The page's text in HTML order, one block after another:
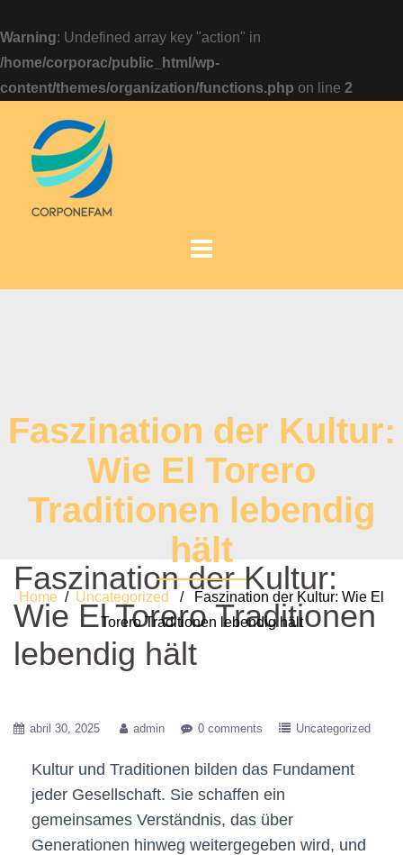
Warning: Undefined array key "action" in
/home/corporac/public_html/wp-
content/themes/organization/functions.php on line 2
Faszination der Kultur:
Wie El Torero
Traditionen lebendig
hält
Home / Uncategorized
/ Faszination der Kultur: Wie El
Torero Traditionen lebendig hält
Faszination der Kultur:
Wie El Torero Traditionen
lebendig hält
abril 30, 2025 admin 0 comments Uncategorized
Kultur und Traditionen bilden das Fundament
jeder Gesellschaft. Sie schaffen ein
gemeinsames Verständnis, das über
Generationen hinweg weitergegeben wird, und